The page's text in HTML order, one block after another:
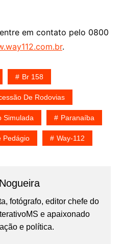
em contato pelo 0800
.
Br 158
De Rodovias
Simulada Paranaíba
Pedágio Way-112
fotógrafo, editor chefe do
e apaixonado
e política.